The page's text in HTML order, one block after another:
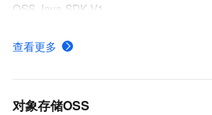
OSS Java SDK V1
下载并安装命令行工具ossutil
API概览
查看更多
对象存储OSS